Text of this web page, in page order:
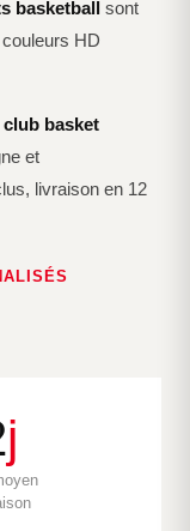
basketball sont
HD
basket
et
livraison en 12
j